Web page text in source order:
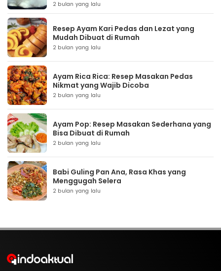
2 bulan yang lalu
Resep Ayam Kari Pedas dan Lezat yang
Mudah Dibuat di Rumah
2 bulan yang lalu
Ayam Rica Rica: Resep Masakan Pedas
Nikmat yang Wajib Dicoba
2 bulan yang lalu
Ayam Pop: Resep Masakan Sederhana yang
Bisa Dibuat di Rumah
2 bulan yang lalu
Babi Guling Pan Ana, Rasa Khas yang
Menggugah Selera
2 bulan yang lalu